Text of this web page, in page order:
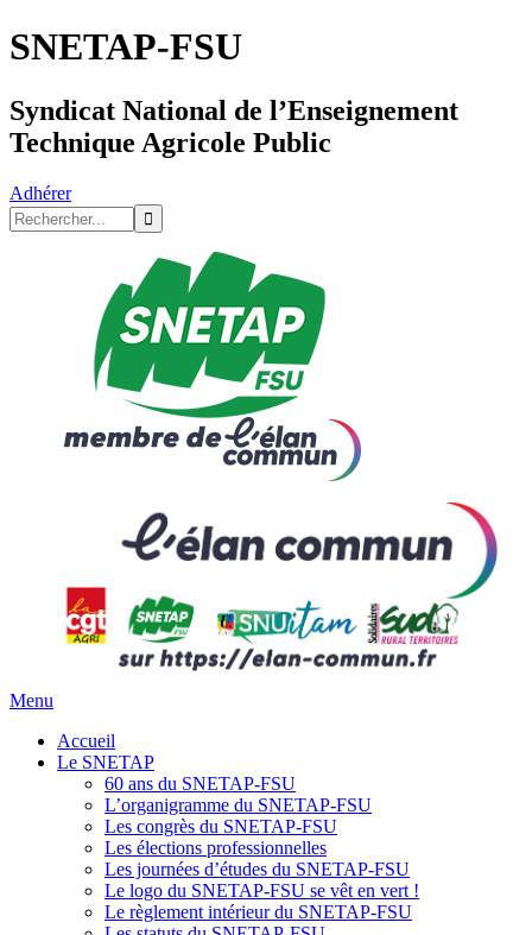
SNETAP-FSU
Syndicat National de l’Enseignement
Technique Agricole Public
Adhérer
Menu
Accueil
Le SNETAP
60 ans du SNETAP-FSU
L’organigramme du SNETAP-FSU
Les congrès du SNETAP-FSU
Les élections professionnelles
Les journées d’études du SNETAP-FSU
Le logo du SNETAP-FSU se vêt en vert !
Le règlement intérieur du SNETAP-FSU